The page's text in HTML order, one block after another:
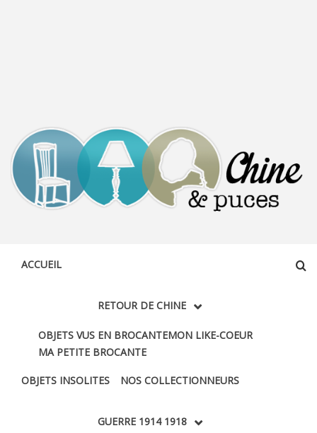
ACCUEIL
RETOUR DE CHINE
OBJETS VUS EN BROCANTEMON LIKE-COEUR
MA PETITE BROCANTE
OBJETS INSOLITES NOS COLLECTIONNEURS
GUERRE 1914 1918